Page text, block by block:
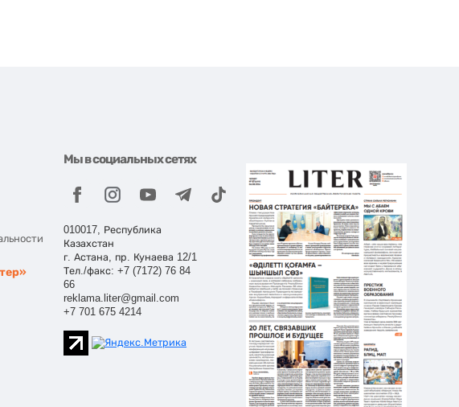
Мы в социальных сетях
010017, Республика
Казахстан
г. Астана, пр. Кунаева 12/1
Тел./факс: +7 (7172) 76 84
66
reklama.liter@gmail.com
+7 701 675 4214